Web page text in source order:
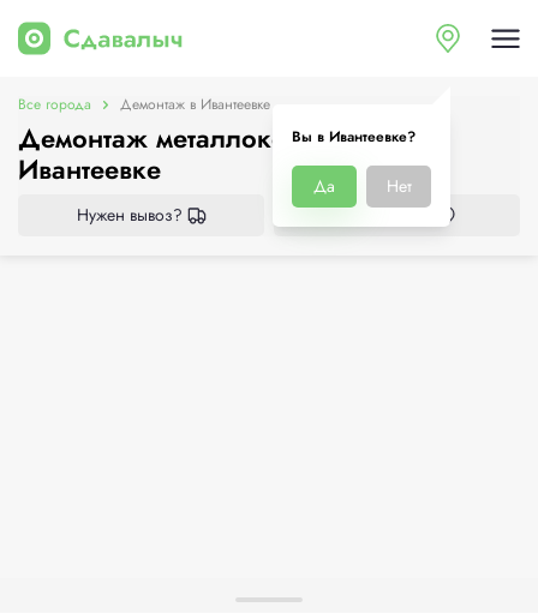
Вы в Ивантеевке?
Да Нет
Все города Демонтаж в Ивантеевке
Демонтаж металлоконструкций в
Ивантеевке
Нужен вывоз? Все приёмки